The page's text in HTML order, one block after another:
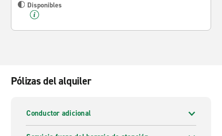
Disponibles
Pólizas del alquiler
Conductor adicional